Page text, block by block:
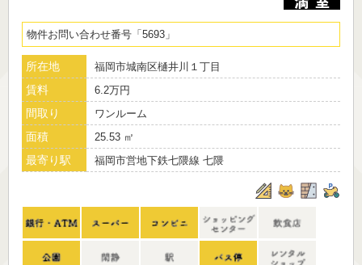
物件お問い合わせ番号 5693
所在地 福岡市城南区樋井川１丁目
賃料 6.2万円
間取り ワンルーム
面積 25.53 ㎡
最寄り駅 福岡市営地下鉄七隈線 七隈